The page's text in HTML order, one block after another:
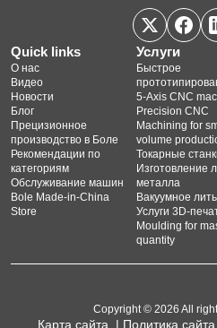
Quick links
О нас
Видео
Новости
Блог
Прецизионное
производство в Боле
Рекомендации по
категориям
Обслуживание машин
Bole Made-in-China
Store
Услуги
Быстрое
5‑Axis CNC
Precision CNC
Machining for
volume
Токарные
Изготовление
металла
Вакуумное
Услуги 3D-
Moulding for
quantity
Copyright © 2026 All
Карта сайта | Политика сайта